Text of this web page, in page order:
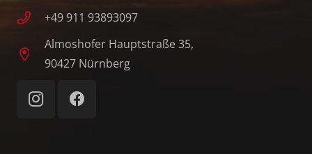
+49 911 93893097
Almoshofer Hauptstraße 35,
90427 Nürnberg